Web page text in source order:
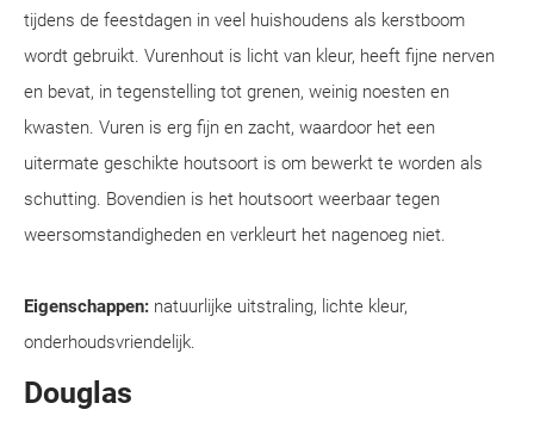
tijdens de feestdagen in veel huishoudens als kerstboom
wordt gebruikt. Vurenhout is licht van kleur, heeft fijne nerven
en bevat, in tegenstelling tot grenen, weinig noesten en
kwasten. Vuren is erg fijn en zacht, waardoor het een
uitermate geschikte houtsoort is om bewerkt te worden als
schutting. Bovendien is het houtsoort weerbaar tegen
weersomstandigheden en verkleurt het nagenoeg niet.
Eigenschappen: natuurlijke uitstraling, lichte kleur,
onderhoudsvriendelijk.
Douglas